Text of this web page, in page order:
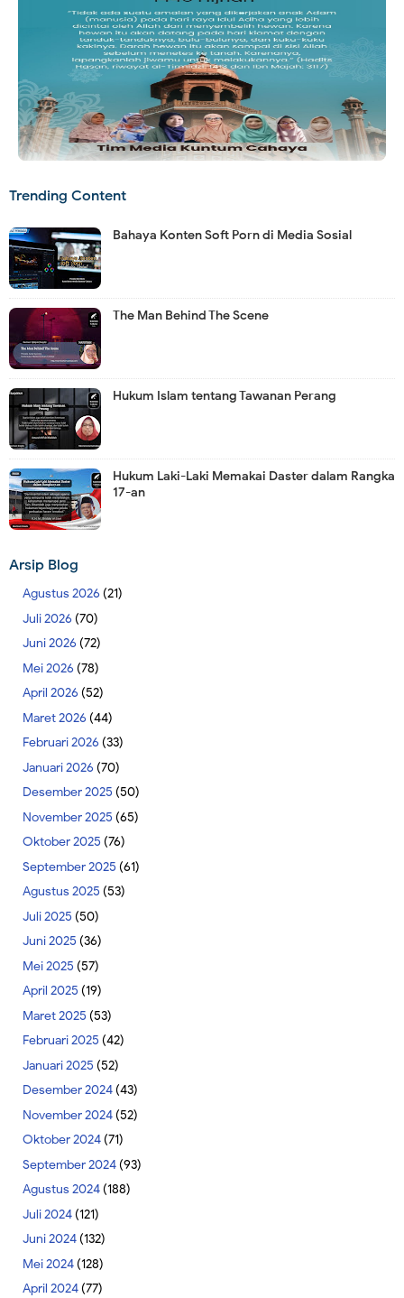
Trending Content
Bahaya Konten Soft Porn di Media Sosial
The Man Behind The Scene
Hukum Islam tentang Tawanan Perang
Hukum Laki-Laki Memakai Daster dalam Rangka
17-an
Arsip Blog
Agustus 2026 (21)
Juli 2026 (70)
Juni 2026 (72)
Mei 2026 (78)
April 2026 (52)
Maret 2026 (44)
Februari 2026 (33)
Januari 2026 (70)
Desember 2025 (50)
November 2025 (65)
Oktober 2025 (76)
September 2025 (61)
Agustus 2025 (53)
Juli 2025 (50)
Juni 2025 (36)
Mei 2025 (57)
April 2025 (19)
Maret 2025 (53)
Februari 2025 (42)
Januari 2025 (52)
Desember 2024(43)
November 2024(52)
Oktober 2024(71)
September 2024(93)
Agustus 2024(188)
Juli 2024(121)
Juni 2024(132)
Mei 2024(128)
April 2024(77)